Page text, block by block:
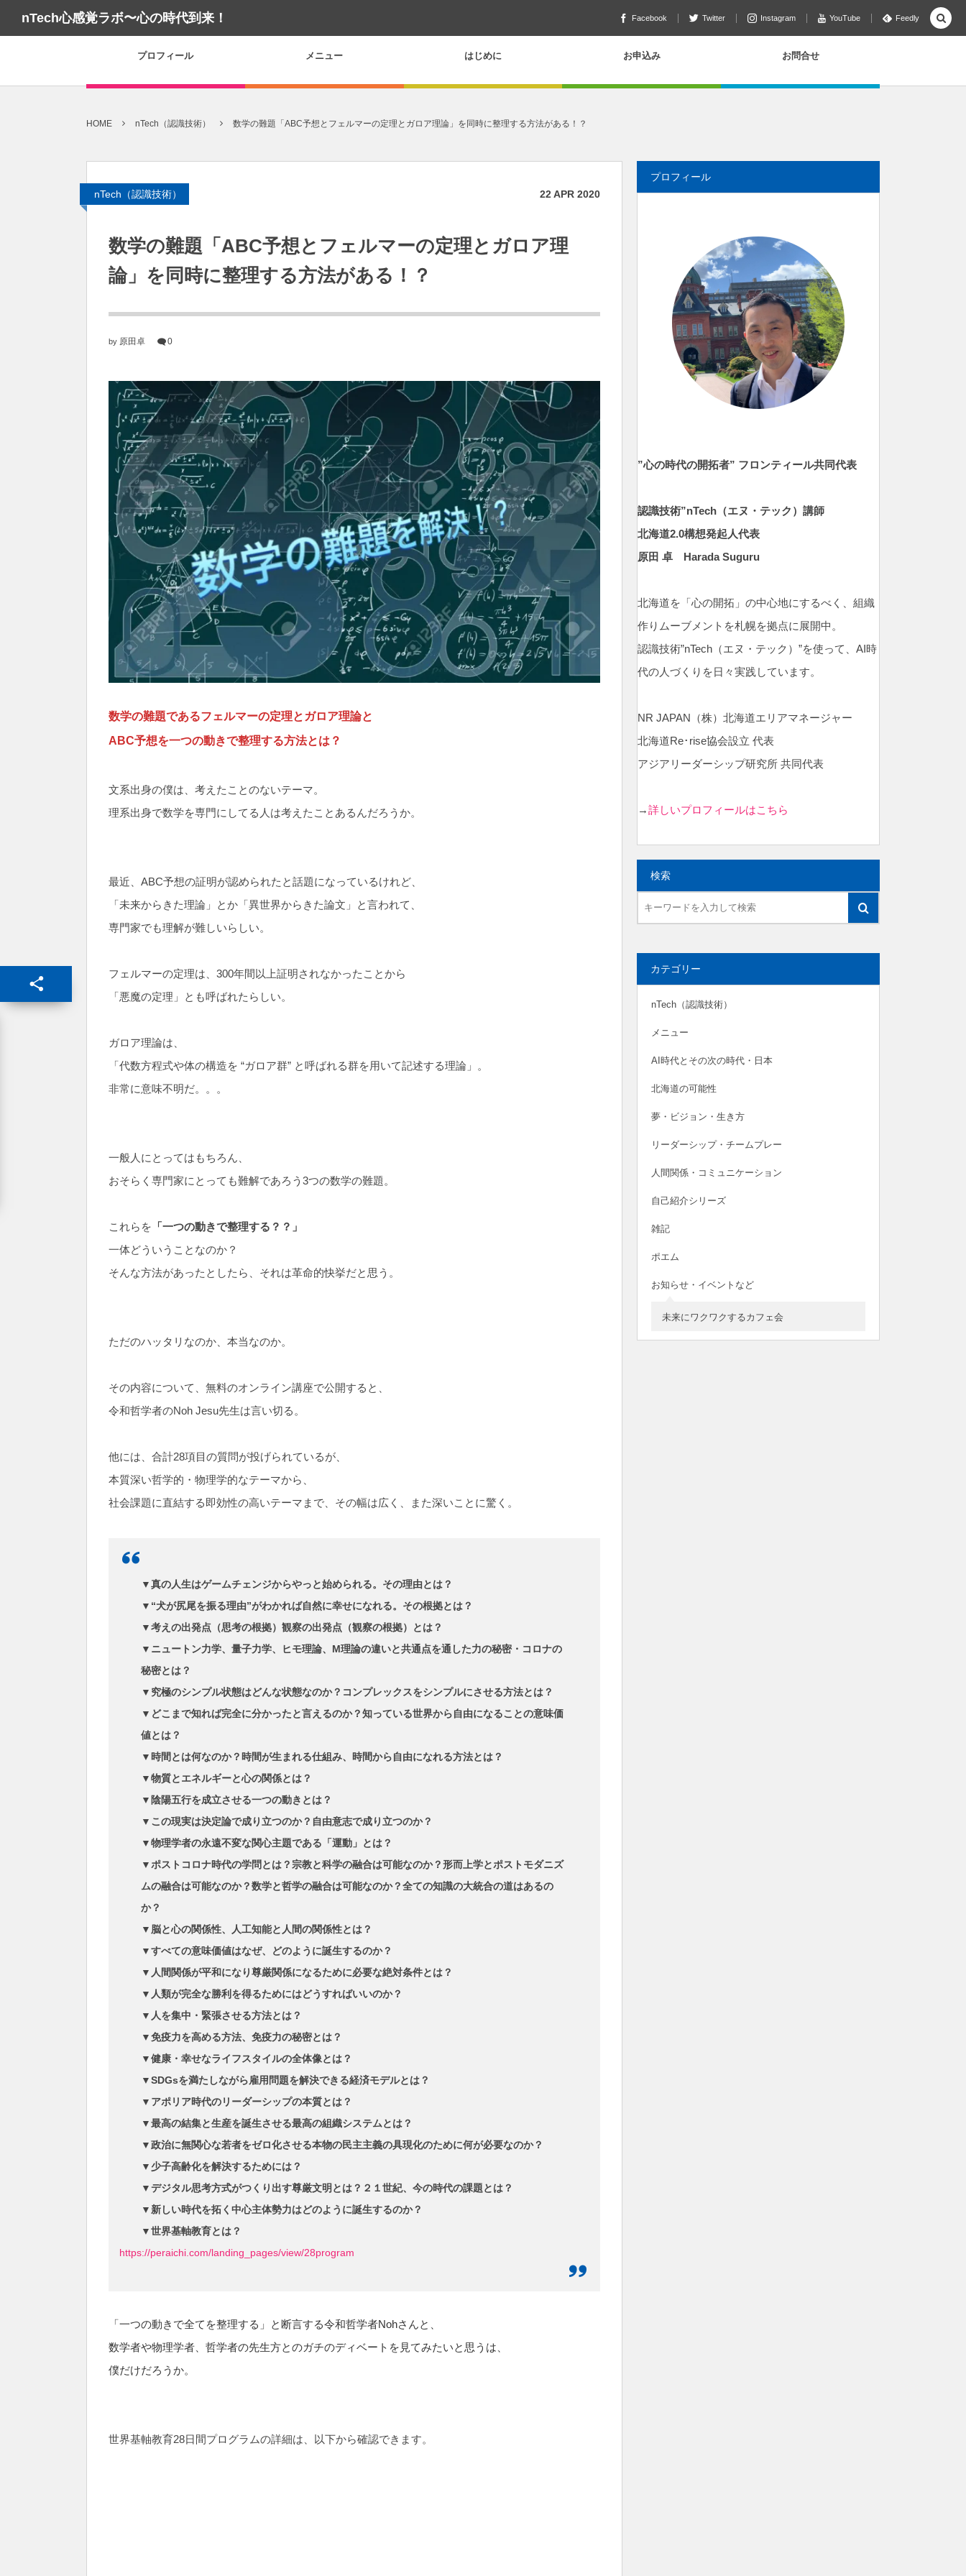
nTech心感覚ラボ〜心の時代到来！ Facebook Twitter Instagram YouTube Feedly
プロフィール メニュー はじめに お申込み お問合せ
HOME nTech（認識技術） 数学の難題「ABC予想とフェルマーの定理とガロア理論」を同時に整理する方法がある！？
nTech（認識技術） 22APR 2020
数学の難題「ABC予想とフェルマーの定理とガロア理
論」を同時に整理する方法がある！？
by 原田卓 0
数学の難題であるフェルマーの定理とガロア理論と
ABC予想を一つの動きで整理する方法とは？
文系出身の僕は、考えたことのないテーマ。
理系出身で数学を専門にしてる人は考えたことあるんだろうか。
最近、ABC予想の証明が認められたと話題になっているけれど、
「未来からきた理論」とか「異世界からきた論文」と言われて、
専門家でも理解が難しいらしい。
フェルマーの定理は、300年間以上証明されなかったことから
「悪魔の定理」とも呼ばれたらしい。
ガロア理論は、
「代数方程式や体の構造を “ガロア群” と呼ばれる群を用いて記述する理論」。
非常に意味不明だ。。。
一般人にとってはもちろん、
おそらく専門家にとっても難解であろう3つの数学の難題。
これらを 「一つの動きで整理する？？」
一体どういうことなのか？
そんな方法があったとしたら、それは革命的快挙だと思う。
ただのハッタリなのか、本当なのか。
その内容について、無料のオンライン講座で公開すると、
令和哲学者のNoh Jesu先生は言い切る。
他には、合計28項目の質問が投げられているが、
本質深い哲学的・物理学的なテーマから、
社会課題に直結する即効性の高いテーマまで、その幅は広く、また深いことに驚く。
▼真の人生はゲームチェンジからやっと始められる。その理由とは？
▼“犬が尻尾を振る理由”がわかれば自然に幸せになれる。その根拠とは？
▼考えの出発点（思考の根拠）観察の出発点（観察の根拠）とは？
▼ニュートン力学、量子力学、ヒモ理論、M理論の違いと共通点を通した力の秘密・コロナの
秘密とは？
▼究極のシンプル状態はどんな状態なのか？コンプレックスをシンプルにさせる方法とは？
▼どこまで知れば完全に分かったと言えるのか？知っている世界から自由になることの意味価
値とは？
▼時間とは何なのか？時間が生まれる仕組み、時間から自由になれる方法とは？
▼物質とエネルギーと心の関係とは？
▼陰陽五行を成立させる一つの動きとは？
▼この現実は決定論で成り立つのか？自由意志で成り立つのか？
▼物理学者の永遠不変な関心主題である「運動」とは？
▼ポストコロナ時代の学問とは？宗教と科学の融合は可能なのか？形而上学とポストモダニズ
ムの融合は可能なのか？数学と哲学の融合は可能なのか？全ての知識の大統合の道はあるの
か？
▼脳と心の関係性、人工知能と人間の関係性とは？
▼すべての意味価値はなぜ、どのように誕生するのか？
▼人間関係が平和になり尊厳関係になるために必要な絶対条件とは？
▼人類が完全な勝利を得るためにはどうすればいいのか？
▼人を集中・緊張させる方法とは？
▼免疫力を高める方法、免疫力の秘密とは？
▼健康・幸せなライフスタイルの全体像とは？
▼SDGsを満たしながら雇用問題を解決できる経済モデルとは？
▼アポリア時代のリーダーシップの本質とは？
▼最高の結集と生産を誕生させる最高の組織システムとは？
▼政治に無関心な若者をゼロ化させる本物の民主主義の具現化のために何が必要なのか？
▼少子高齢化を解決するためには？
▼デジタル思考方式がつくり出す尊厳文明とは？２１世紀、今の時代の課題とは？
▼新しい時代を拓く中心主体勢力はどのように誕生するのか？
▼世界基軸教育とは？
https://peraichi.com/landing_pages/view/28program
「一つの動きで全てを整理する」と断言する令和哲学者Nohさんと、
数学者や物理学者、哲学者の先生方とのガチのディベートを見てみたいと思うは、
僕だけだろうか。
世界基軸教育28日間プログラムの詳細は、以下から確認できます。
プロフィール
”心の時代の開拓者” フロンティール共同代表
認識技術”nTech（エヌ・テック） 講師
北海道2.0構想発起人代表
原田 卓 Harada Suguru
北海道を「心の開拓」の中心地にするべく、組織
作りムーブメントを札幌を拠点に展開中。
認識技術”nTech（エヌ・テック）”を使って、AI時
代の人づくりを日々実践しています。
NR JAPAN（株）北海道エリアマネージャー
北海道Re･rise協会設立 代表
アジアリーダーシップ研究所 共同代表
→詳しいプロフィールはこちら
検索
カテゴリー
nTech（認識技術）
メニュー
AI時代とその次の時代・日本
北海道の可能性
夢・ビジョン・生き方
リーダーシップ・チームプレー
人間関係・コミュニケーション
自己紹介シリーズ
雑記
ポエム
お知らせ・イベントなど
未来にワクワクするカフェ会